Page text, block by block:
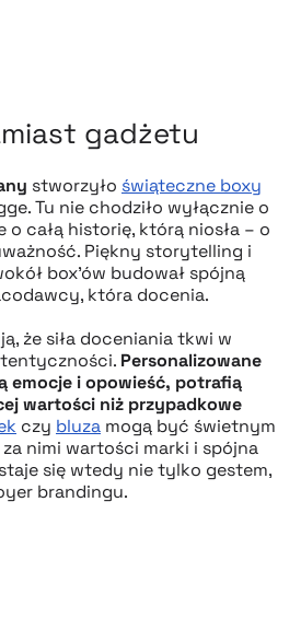
gadżetu
stworzyło świąteczne boxy
Tu nie chodziło wyłącznie o
o całą historię, którą niosła – o
Piękny storytelling i
box’ów budował spójną
która docenia.
że siła doceniania tkwi w
Personalizowane
emocje i opowieść, potrafią
wartości niż przypadkowe
czy bluza mogą być świetnym
nimi wartości marki i spójna
się wtedy nie tylko gestem,
brandingu.